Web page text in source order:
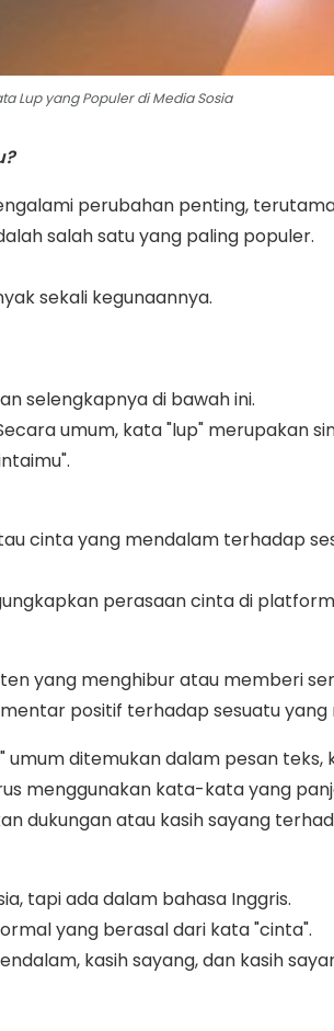
Lup yang Populer di Media Sosia
perubahan penting,
salah satu yang paling populer.
sekali kegunaannya.
selengkapnya di bawah ini.
umum, kata "lup" merupakan
cinta yang mendalam terhadap
perasaan cinta di
yang menghibur atau memberi
positif terhadap sesuatu
ditemukan dalam pesan
menggunakan kata-kata yang
dukungan atau kasih sayang
tapi ada dalam bahasa Inggris.
yang berasal dari kata "cinta".
kasih sayang, dan kasih